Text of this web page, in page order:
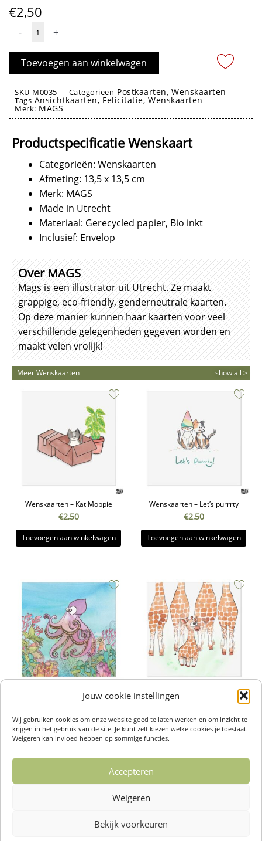
Jouw cookie instellingen
Wij gebruiken cookies om onze website goed te laten werken en om inzicht te
krijgen in het gebruik van de site. Je kunt zelf kiezen welke cookies je toestaat.
Weigeren kan invloed hebben op sommige functies.
Accepteren
Weigeren
Bekijk voorkeuren
€2,50
-
Wenskaarten
Kaktus
baby
aantal
+
Toevoegen aan winkelwagen
SKU M0035 Categorieën Postkaarten,Wenskaarten
Tags Ansichtkaarten, Felicitatie,Wenskaarten
Merk: MAGS
Productspecificatie Wenskaart
Categorieën: Wenskaarten
Afmeting: 13,5 x 13,5 cm
Merk: MAGS
Made in Utrecht
Materiaal: Gerecycled papier, Bio inkt
Inclusief: Envelop
Over MAGS
Mags is een illustrator uit Utrecht. Ze maakt
grappige, eco-friendly, genderneutrale kaarten.
Op deze manier kunnen haar kaarten voor veel
verschillende gelegenheden gegeven worden en
maakt velen vrolijk!
Meer Wenskaarten show all >
Wenskaarten – Kat Moppie
€2,50
Toevoegen aan winkelwagen
Wenskaarten – Let’s purrrty
€2,50
Toevoegen aan winkelwagen
Wenskaarten – Octopus
Toevoegen aan winkelwagen
Wenskaarten – Giraf
Toevoegen aan winkelwagen
3 4